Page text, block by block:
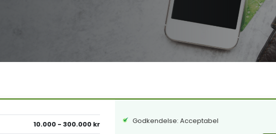
10.000 - 300.000 kr
Godkendelse: Acceptabel